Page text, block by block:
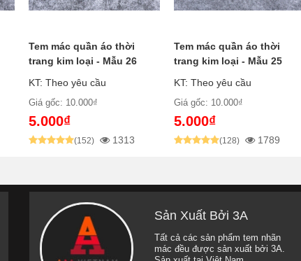
Tem mác quần áo thời
trang kim loại - Mẫu 26
KT: Theo yêu cầu
Giá gốc: 10.000₫
5.000₫
(152) 1313
Tem mác quần áo thời
trang kim loại - Mẫu 25
KT: Theo yêu cầu
Giá gốc: 10.000₫
5.000₫
(128) 1789
Sản Xuất Bởi 3A
Tất cả các sản phẩm tem nhãn
mác đều được sản xuất bởi 3A.